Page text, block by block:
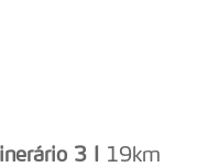
3 I 19km